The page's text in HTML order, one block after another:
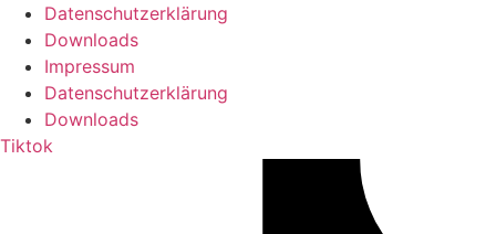
Datenschutzerklärung
Downloads
Impressum
Datenschutzerklärung
Downloads
Tiktok